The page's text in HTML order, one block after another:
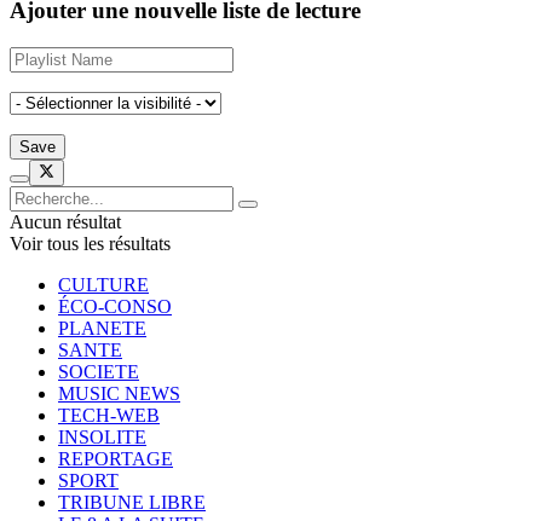
Ajouter une nouvelle liste de lecture
Aucun résultat
Voir tous les résultats
CULTURE
ÉCO-CONSO
PLANETE
SANTE
SOCIETE
MUSIC NEWS
TECH-WEB
INSOLITE
REPORTAGE
SPORT
TRIBUNE LIBRE